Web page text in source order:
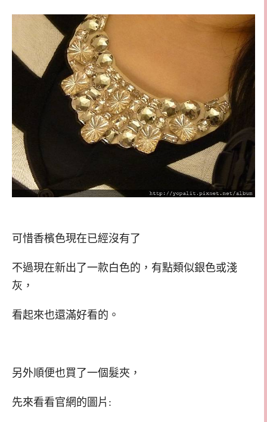
可惜香檳色現在已經沒有了
不過現在新出了一款白色的，有點類似銀色或淺
灰，
看起來也還滿好看的。
另外順便也買了一個髮夾，
先來看看官網的圖片: